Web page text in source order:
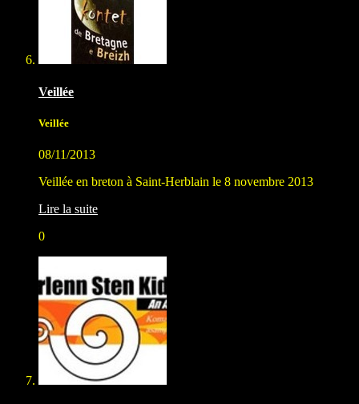
Veillée
Veillée
08/11/2013
Veillée en breton à Saint-Herblain le 8 novembre 2013
Lire la suite
0